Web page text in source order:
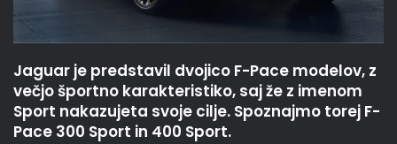
Jaguar je predstavil dvojico F-Pace modelov, z
večjo športno karakteristiko, saj že z imenom
Sport nakazujeta svoje cilje. Spoznajmo torej F-
Pace 300 Sport in 400 Sport.